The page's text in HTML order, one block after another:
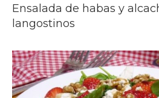
Ensalada de habas y
langostinos